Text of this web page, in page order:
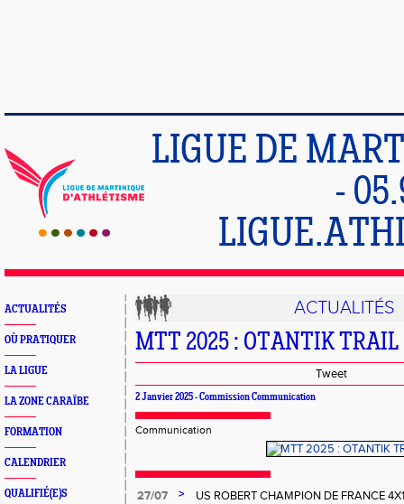
LIGUE DE
-
ACTUALITÉS
OÙ PRATIQUER
LA LIGUE
LA ZONE CARAÏBE
FORMATION
CALENDRIER
QUALIFIÉ(E)S
ACTUALITÉS
MTT 2025 : OTANTIK TRAIL
Tweet
2 Janvier 2025 - Commission Communication
Communication
27/07 >
US ROBERT CHAMPION DE FRANCE